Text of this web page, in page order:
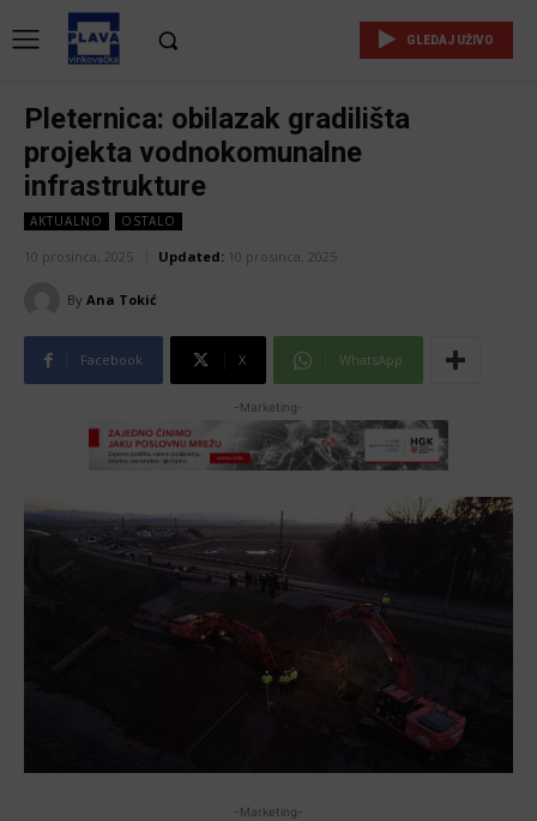
GLEDAJ UŽIVO
Pleternica: obilazak gradilišta
projekta vodnokomunalne
infrastrukture
AKTUALNO OSTALO
10 prosinca, 2025 Updated: 10 prosinca, 2025
By Ana Tokić
Facebook X WhatsApp
-Marketing-
-Marketing-